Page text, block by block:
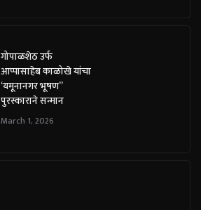
गोपाळशेठ उर्फ
आप्पासाहेब काळोखे यांचा
‘यमूनानगर भूषण”
पुरस्काराने सन्मान
March 1, 2026